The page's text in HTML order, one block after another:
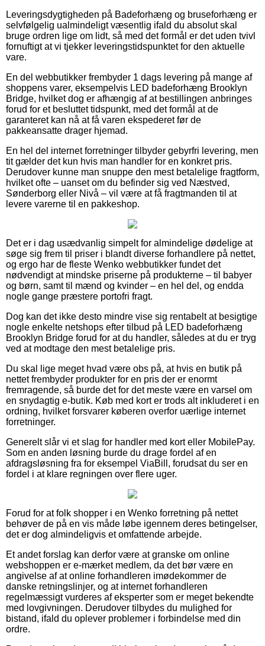
Leveringsdygtigheden på Badeforhæng og bruseforhæng er
selvfølgelig ualmindeligt væsentlig ifald du absolut skal
bruge ordren lige om lidt, så med det formål er det uden tvivl
fornuftigt at vi tjekker leveringstidspunktet for den aktuelle
vare.
En del webbutikker frembyder 1 dags levering på mange af
shoppens varer, eksempelvis LED badeforhæng Brooklyn
Bridge, hvilket dog er afhængig af at bestillingen anbringes
forud for et besluttet tidspunkt, med det formål at de
garanteret kan nå at få varen ekspederet før de
pakkeansatte drager hjemad.
En hel del internet forretninger tilbyder gebyrfri levering, men
tit gælder det kun hvis man handler for en konkret pris.
Derudover kunne man snuppe den mest betalelige fragtform,
hvilket ofte – uanset om du befinder sig ved Næstved,
Sønderborg eller Nivå – vil være at få fragtmanden til at
levere varerne til en pakkeshop.
Det er i dag usædvanlig simpelt for almindelige dødelige at
søge sig frem til priser i blandt diverse forhandlere på nettet,
og ergo har de fleste Wenko webbutikker fundet det
nødvendigt at mindske priserne på produkterne – til babyer
og børn, samt til mænd og kvinder – en hel del, og endda
nogle gange præstere portofri fragt.
Dog kan det ikke desto mindre vise sig rentabelt at besigtige
nogle enkelte netshops efter tilbud på LED badeforhæng
Brooklyn Bridge forud for at du handler, således at du er tryg
ved at modtage den mest betalelige pris.
Du skal lige meget hvad være obs på, at hvis en butik på
nettet frembyder produkter for en pris der er enormt
fremragende, så burde det for det meste være en varsel om
en snydagtig e-butik. Køb med kort er trods alt inkluderet i en
ordning, hvilket forsvarer køberen overfor uærlige internet
forretninger.
Generelt slår vi et slag for handler med kort eller MobilePay.
Som en anden løsning burde du drage fordel af en
afdragsløsning fra for eksempel ViaBill, forudsat du ser en
fordel i at klare regningen over flere uger.
Forud for at folk shopper i en Wenko forretning på nettet
behøver de på en vis måde løbe igennem deres betingelser,
det er dog almindeligvis et omfattende arbejde.
Et andet forslag kan derfor være at granske om online
webshoppen er e-mærket medlem, da det bør være en
angivelse af at online forhandleren imødekommer de
danske retningslinjer, og at internet forhandleren
regelmæssigt vurderes af eksperter som er meget bekendte
med lovgivningen. Derudover tilbydes du mulighed for
bistand, ifald du oplever problemer i forbindelse med din
ordre.